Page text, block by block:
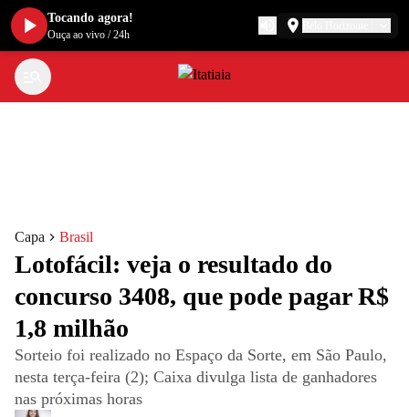
Capa Brasil
Lotofácil: veja o resultado do
concurso 3408, que pode pagar R$
1,8 milhão
Sorteio foi realizado no Espaço da Sorte, em São Paulo,
nesta terça-feira (2); Caixa divulga lista de ganhadores
nas próximas horas
Tocando agora!
Ouça ao vivo /24h